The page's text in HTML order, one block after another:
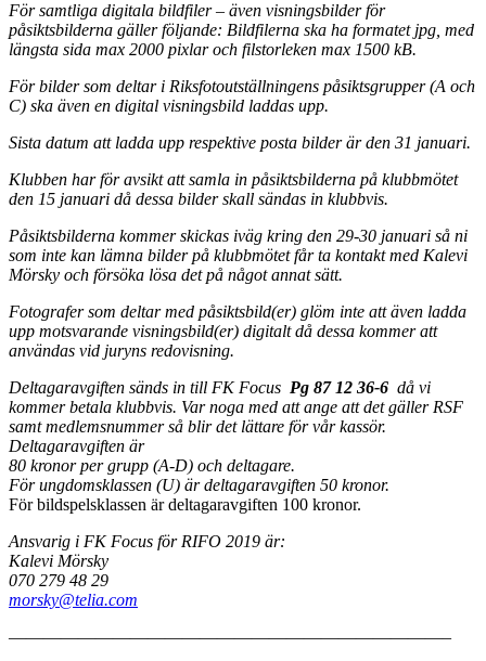
För samtliga digitala bildfiler – även visningsbilder för
påsiktsbilderna gäller följande: Bildfilerna ska ha formatet jpg, med
längsta sida max 2000 pixlar och filstorleken max 1500 kB.
För bilder som deltar i Riksfotoutställningens påsiktsgrupper (A och
C) ska även en digital visningsbild laddas upp.
Sista datum att ladda upp respektive posta bilder är den 31 januari.
Klubben har för avsikt att samla in påsiktsbilderna på klubbmötet
den 15 januari då dessa bilder skall sändas in klubbvis.
Påsiktsbilderna kommer skickas iväg kring den 29-30 januari så ni
som inte kan lämna bilder på klubbmötet får ta kontakt med Kalevi
Mörsky och försöka lösa det på något annat sätt.
Fotografer som deltar med påsiktsbild(er) glöm inte att även ladda
upp motsvarande visningsbild(er) digitalt då dessa kommer att
användas vid juryns redovisning.
Deltagaravgiften sänds in till FK Focus Pg 87 12 36-6 då vi
kommer betala klubbvis. Var noga med att ange att det gäller RSF
samt medlemsnummer så blir det lättare för vår kassör.
Deltagaravgiften är
80 kronor per grupp (A-D) och deltagare.
För ungdomsklassen (U) är deltagaravgiften 50 kronor.
För bildspelsklassen är deltagaravgiften 100 kronor.
Ansvarig i FK Focus för RIFO 2019 är:
Kalevi Mörsky
070 279 48 29
morsky@telia.com
—————————————————————————–